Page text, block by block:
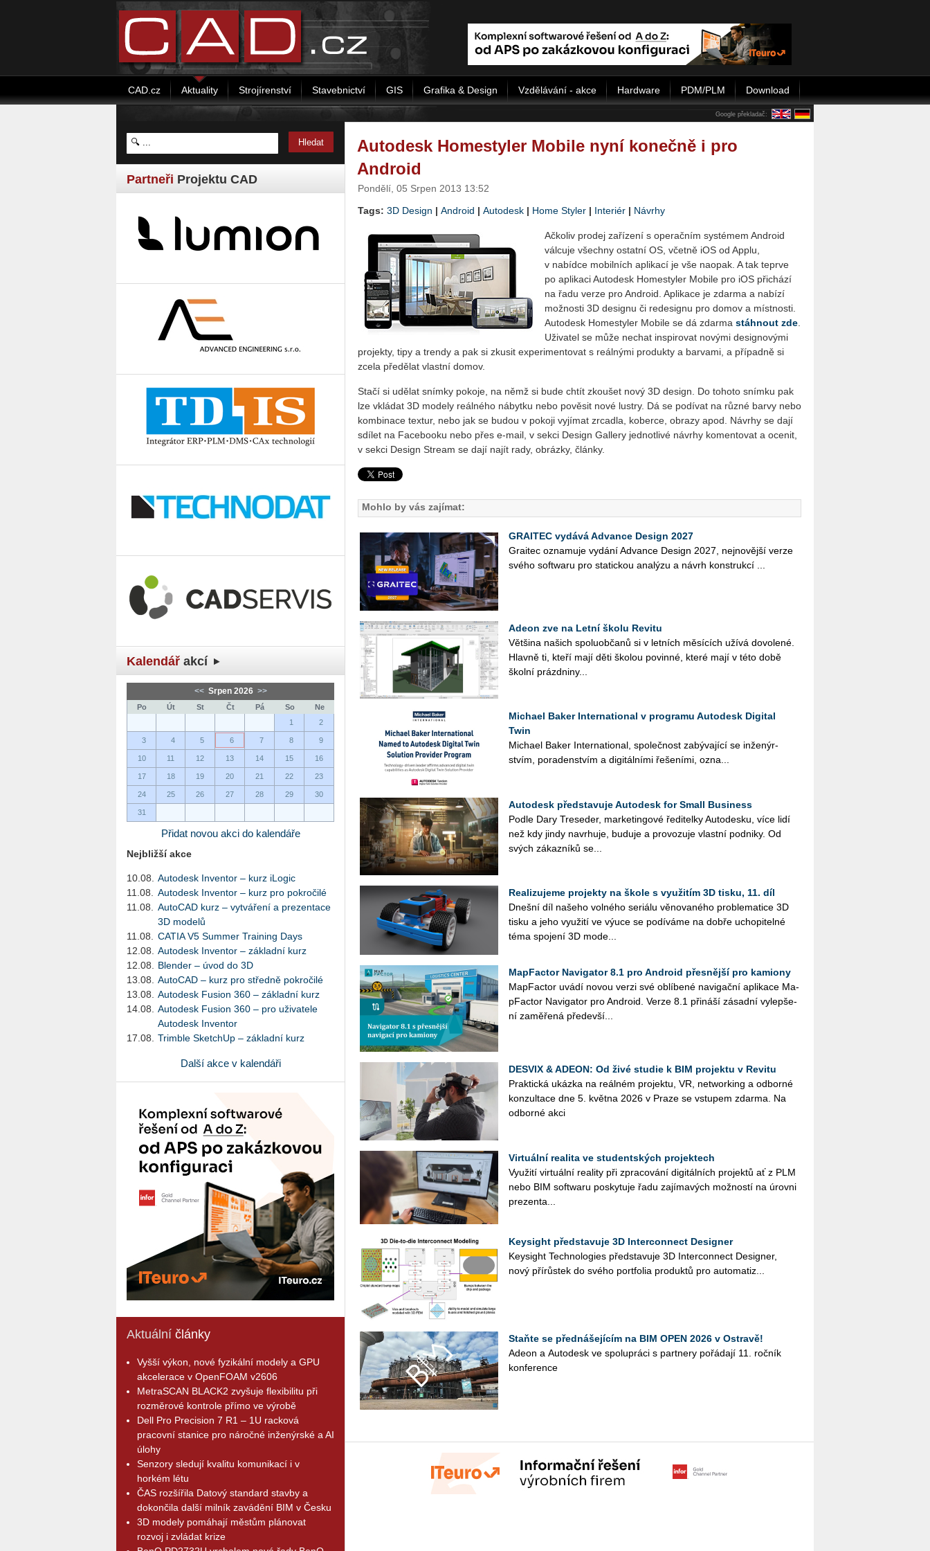
CAD.cz Aktuality Strojírenství Stavebnictví GIS Grafika & Design Vzdělávání - akce Hardware PDM/PLM Download
Google překladač:
Partneři Projektu CAD
Kalendář akcí
<< Srpen 2026 >>
Po Út St Čt Pá So
Ne
1
2
3 4 5 6 7 8 9
10 11 12 13 14 15 16
17 18 19 20 21 22 23
24 25 26 27 28 29 30
31
Přidat novou akci do kalendáře
Nejbližší akce
10.08.
Autodesk Inventor – kurz iLogic
11.08.
Autodesk Inventor – kurz pro pokročilé
11.08.
AutoCAD kurz – vytváření a prezentace
3D modelů
11.08.
CATIA V5 Summer Training Days
12.08.
Autodesk Inventor – základní kurz
12.08.
Blender – úvod do 3D
13.08.
AutoCAD – kurz pro středně pokročilé
13.08.
Autodesk Fusion 360 – základní kurz
14.08.
Autodesk Fusion 360 – pro uživatele
Autodesk Inventor
17.08.
Trimble SketchUp – základní kurz
Další akce v kalendáři
Aktuální články
Vyšší výkon, nové fyzikální modely a GPU
akcelerace v OpenFOAM v2606
MetraSCAN BLACK2 zvyšuje flexibilitu při
rozměrové kontrole přímo ve výrobě
Dell Pro Precision 7 R1 – 1U racková
pracovní stanice pro náročné inženýrské a AI
úlohy
Senzory sledují kvalitu komunikací i v
horkém létu
ČAS rozšířila Datový standard stavby a
dokončila další milník zavádění BIM v Česku
3D modely pomáhají městům plánovat
rozvoj i zvládat krize
Autodesk Homestyler Mobile nyní konečně i pro
Android
Pondělí, 05 Srpen 2013 13:52
Tags: 3D Design | Android | Autodesk | Home Styler | Interiér | Návrhy
Ačkoliv prodej zařízení s operačním systémem Android
válcuje všechny ostatní OS, včetně iOS od Applu,
v nabídce mobilních aplikací je vše naopak. A tak teprve
po aplikaci Autodesk Homestyler Mobile pro iOS přichází
na řadu verze pro Android. Aplikace je zdarma a nabízí
možnosti 3D designu či redesignu pro domov a místnosti.
Autodesk Homestyler Mobile se dá zdarma stáhnout zde
Uživatel se může nechat inspirovat novými designovými
projekty, tipy a trendy a pak si zkusit experimentovat s reálnými produkty a barvami, a případně si
zcela předělat vlastní domov.
Stačí si udělat snímky pokoje, na němž si bude chtít zkoušet nový 3D design. Do tohoto snímku pak
lze vkládat 3D modely reálného nábytku nebo pověsit nové lustry. Dá se podívat na různé barvy nebo
kombinace textur, nebo jak se budou v pokoji vyjímat zrcadla, koberce, obrazy apod. Návrhy se dají
sdílet na Facebooku nebo přes e-mail, v sekci Design Gallery jednotlivé návrhy komentovat a ocenit,
v sekci Design Stream se dají najít rady, obrázky, články.
Mohlo by vás zajímat:
GRAITEC vydává Advance Design 2027
Grai­tec ozna­mu­je vy­dá­ní Advan­ce De­sign 2027, nej­no­věj­ší verze
svého soft­wa­ru pro sta­tic­kou ana­lý­zu a návrh kon­st­ruk­cí ...
Adeon zve na Letní školu Revitu
Vět­ši­na na­šich spo­lu­ob­ča­nů si v let­ních mě­sí­cích užívá do­vo­le­né.
Hlav­ně ti, kteří mají děti ško­lou po­vin­né, které mají v této době
škol­ní prázd­ni­ny...
Michael Baker International v programu Autodesk Digital
Twin
Mi­cha­el Baker In­ter­nati­o­nal, spo­leč­nost za­bý­va­jí­cí se in­že­nýr­
stvím, po­ra­den­stvím a di­gi­tál­ní­mi ře­še­ní­mi, ozna...
Autodesk představuje Autodesk for Small Business
Podle Dary Tre­se­der, mar­ke­tingo­vé ře­di­tel­ky Au­to­de­s­ku, více lidí
než kdy jindy na­vr­hu­je, bu­du­je a pro­vo­zu­je vlast­ní pod­ni­ky. Od
svých zá­kaz­ní­ků se...
Realizujeme projekty na škole s využitím 3D tisku, 11. díl
Dneš­ní díl na­še­ho vol­né­ho se­ri­á­lu vě­no­va­né­ho pro­ble­ma­ti­ce 3D
tisku a jeho vy­u­ži­tí ve výuce se po­dí­vá­me na dobře ucho­pi­tel­né
téma spo­je­ní 3D mo­de...
MapFactor Navigator 8.1 pro Android přesnější pro kamiony
Ma­p­Fac­tor uvádí novou verzi své ob­lí­be­né na­vi­gač­ní apli­ka­ce Ma­
p­Fac­tor Na­vi­ga­tor pro An­dro­id. Verze 8.1 při­ná­ší zá­sad­ní vy­lep­še­
ní za­mě­ře­ná pře­de­vší...
DESVIX & ADEON: Od živé studie k BIM projektu v Revitu
Prak­tic­ká ukáz­ka na re­ál­ném pro­jek­tu, VR, ne­twor­king a od­bor­né
kon­zul­ta­ce dne 5. květ­na 2026 v Praze se vstu­pem zdar­ma. Na
od­bor­né akci
Virtuální realita ve studentských projektech
Vy­u­ži­tí vir­tu­ál­ní re­a­li­ty při zpra­co­vá­ní di­gi­tál­ních pro­jek­tů ať z PLM
nebo BIM soft­waru po­sky­tu­je řadu za­jí­ma­vých mož­nos­tí na úrov­ni
pre­zen­ta­...
Keysight představuje 3D Interconnect Designer
Key­sight Tech­no­lo­gies před­sta­vu­je 3D In­ter­con­nect De­signer,
nový pří­růs­tek do svého port­fo­lia pro­duk­tů pro au­to­ma­ti­z...
Staňte se přednášejícím na BIM OPEN 2026 v Ostravě!
Adeon a Au­to­de­sk ve spo­lu­prá­ci s part­ne­ry po­řá­da­jí 11. roč­ník
kon­fe­ren­ce